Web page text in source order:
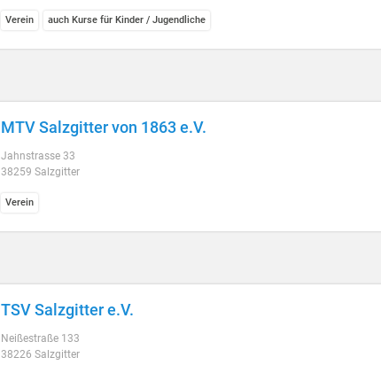
Verein auch Kurse für Kinder / Jugendliche
MTV Salzgitter von 1863 e.V.
Jahnstrasse 33
38259 Salzgitter
Verein
TSV Salzgitter e.V.
Neißestraße 133
38226 Salzgitter